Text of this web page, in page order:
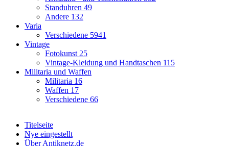
Standuhren 49
Andere 132
Varia
Verschiedene 5941
Vintage
Fotokunst 25
Vintage-Kleidung und Handtaschen 115
Militaria und Waffen
Militaria 16
Waffen 17
Verschiedene 66
Titelseite
Nye eingestellt
Über Antiknetz.de